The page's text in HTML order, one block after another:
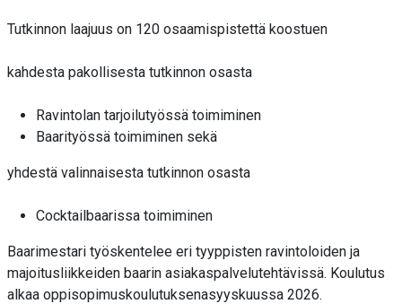
Tutkinnon laajuus on 120 osaamispistettä koostuen
kahdesta pakollisesta tutkinnon osasta
Ravintolan tarjoilutyössä toimiminen
Baarityössä toimiminen sekä
yhdestä valinnaisesta tutkinnon osasta
Cocktailbaarissa toimiminen
Baarimestari työskentelee eri tyyppisten ravintoloiden ja
majoitusliikkeiden baarin asiakaspalvelutehtävissä. Koulutus
alkaa oppisopimuskoulutuksenasyyskuussa 2026.